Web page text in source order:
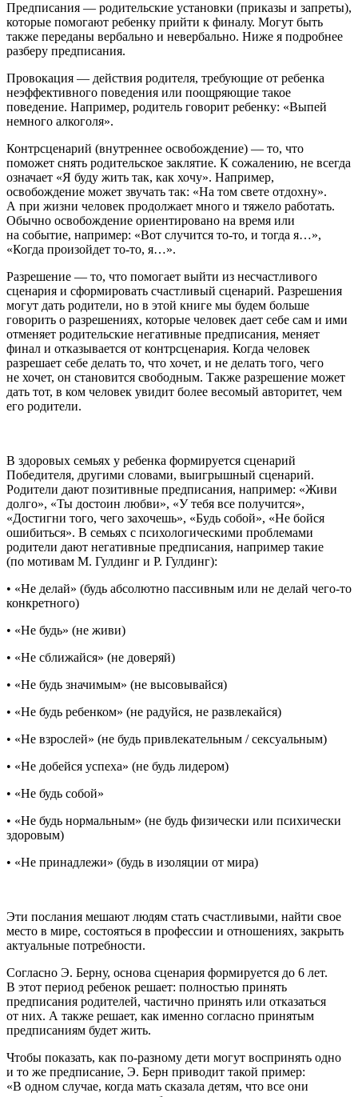
Предписания — родительские установки (приказы и запреты),
которые помогают ребенку прийти к финалу. Могут быть
также переданы вербально и невербально. Ниже я подробнее
разберу предписания.
Провокация — действия родителя, требующие от ребенка
неэффективного поведения или поощряющие такое
поведение. Например, родитель говорит ребенку: «Выпей
немного алкоголя».
Контрсценарий (внутреннее освобождение) — то, что
поможет снять родительское заклятие. К сожалению, не всегда
означает «Я буду жить так, как хочу». Например,
освобождение может звучать так: «На том свете отдохну».
А при жизни человек продолжает много и тяжело работать.
Обычно освобождение ориентировано на время или
на событие, например: «Вот случится то-то, и тогда я…»,
«Когда произойдет то-то, я…».
Разрешение — то, что помогает выйти из несчастливого
сценария и сформировать счастливый сценарий. Разрешения
могут дать родители, но в этой книге мы будем больше
говорить о разрешениях, которые человек дает себе сам и ими
отменяет родительские негативные предписания, меняет
финал и отказывается от контрсценария. Когда человек
разрешает себе делать то, что хочет, и не делать того, чего
не хочет, он становится свободным. Также разрешение может
дать тот, в ком человек увидит более весомый авторитет, чем
его родители.
В здоровых семьях у ребенка формируется сценарий
Победителя, другими словами, выигрышный сценарий.
Родители дают позитивные предписания, например: «Живи
долго», «Ты достоин любви», «У тебя все получится»,
«Достигни того, чего захочешь», «Будь собой», «Не бойся
ошибиться». В семьях с психологическими проблемами
родители дают негативные предписания, например такие
(по мотивам М. Гулдинг и Р. Гулдинг):
• «Не делай» (будь абсолютно пассивным или не делай чего-то
конкретного)
• «Не будь» (не живи)
• «Не сближайся» (не доверяй)
• «Не будь значимым» (не высовывайся)
• «Не будь ребенком» (не радуйся, не развлекайся)
• «Не взрослей» (не будь привлекательным / сексуальным)
• «Не добейся успеха» (не будь лидером)
• «Не будь собой»
• «Не будь нормальным» (не будь физически или психически
здоровым)
• «Не принадлежи» (будь в изоляции от мира)
Эти послания мешают людям стать счастливыми, найти свое
место в мире, состояться в профессии и отношениях, закрыть
актуальные потребности.
Согласно Э. Берну, основа сценария формируется до 6 лет.
В этот период ребенок решает: полностью принять
предписания родителей, частично принять или отказаться
от них. А также решает, как именно согласно принятым
предписаниям будет жить.
Чтобы показать, как по-разному дети могут воспринять одно
и то же предписание, Э. Берн приводит такой пример:
«В одном случае, когда мать сказала детям, что все они